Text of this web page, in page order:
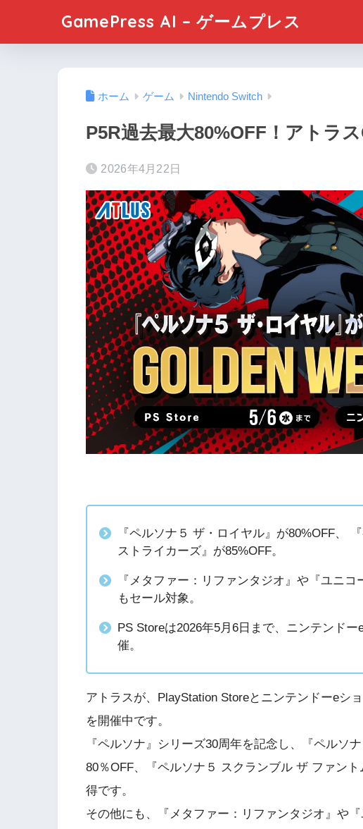
GamePress AI – ゲームプレス
ホーム ゲーム Nintendo Switch
P5R過去最大80%OFF！アトラ
2026年4月22日
『ペルソナ５ ザ・ロイヤル』が80%OFF、
ストライカーズ』が85%OFF。
『メタファー：リファンタジオ』や『ユニ
もセール対象。
PS Storeは2026年5月6日まで、ニンテンド
催。
アトラスが、PlayStation Storeとニンテンドーeシ
を開催中です。
『ペルソナ』シリーズ30周年を記念し、『ペルソ
80％OFF、『ペルソナ５ スクランブル ザ ファン
得です。
その他にも、『メタファー：リファンタジオ』や